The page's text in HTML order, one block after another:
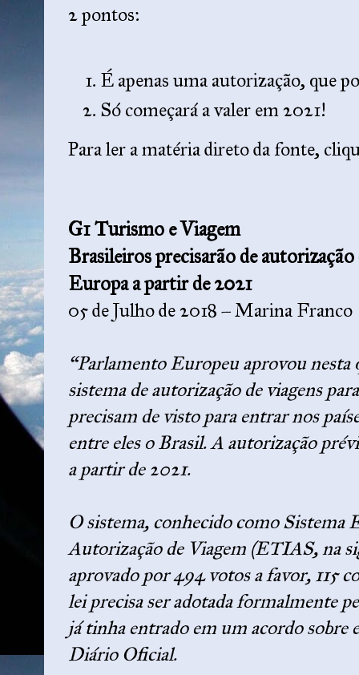
2 pontos:
É apenas uma autorização, que
Só começará a valer em 2021!
Para ler a matéria direto da fonte,
G1 Turismo e Viagem
Brasileiros precisarão de
Europa a partir de 2021
05 de Julho de 2018 – Marina Franco
“Parlamento Europeu aprovou
sistema de autorização de viagens
precisam de visto para entrar nos
entre eles o Brasil. A autorização
a partir de 2021.
O sistema, conhecido como Sistema
Autorização de Viagem (ETIAS, na
aprovado por 494 votos a favor, 115
lei precisa ser adotada formalmente
já tinha entrado em um acordo sobre
Diário Oficial.